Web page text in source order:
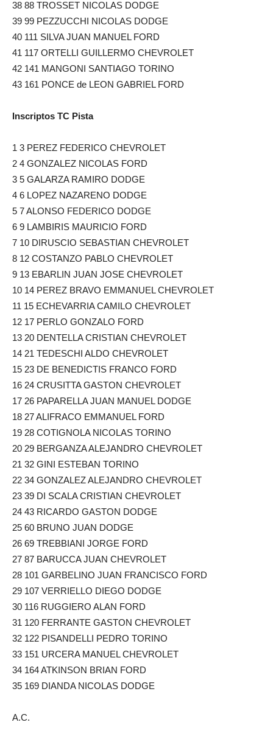
38 88 TROSSET NICOLAS DODGE
39 99 PEZZUCCHI NICOLAS DODGE
40 111 SILVA JUAN MANUEL FORD
41 117 ORTELLI GUILLERMO CHEVROLET
42 141 MANGONI SANTIAGO TORINO
43 161 PONCE de LEON GABRIEL FORD
Inscriptos TC Pista
1 3 PEREZ FEDERICO CHEVROLET
2 4 GONZALEZ NICOLAS FORD
3 5 GALARZA RAMIRO DODGE
4 6 LOPEZ NAZARENO DODGE
5 7 ALONSO FEDERICO DODGE
6 9 LAMBIRIS MAURICIO FORD
7 10 DIRUSCIO SEBASTIAN CHEVROLET
8 12 COSTANZO PABLO CHEVROLET
9 13 EBARLIN JUAN JOSE CHEVROLET
10 14 PEREZ BRAVO EMMANUEL CHEVROLET
11 15 ECHEVARRIA CAMILO CHEVROLET
12 17 PERLO GONZALO FORD
13 20 DENTELLA CRISTIAN CHEVROLET
14 21 TEDESCHI ALDO CHEVROLET
15 23 DE BENEDICTIS FRANCO FORD
16 24 CRUSITTA GASTON CHEVROLET
17 26 PAPARELLA JUAN MANUEL DODGE
18 27 ALIFRACO EMMANUEL FORD
19 28 COTIGNOLA NICOLAS TORINO
20 29 BERGANZA ALEJANDRO CHEVROLET
21 32 GINI ESTEBAN TORINO
22 34 GONZALEZ ALEJANDRO CHEVROLET
23 39 DI SCALA CRISTIAN CHEVROLET
24 43 RICARDO GASTON DODGE
25 60 BRUNO JUAN DODGE
26 69 TREBBIANI JORGE FORD
27 87 BARUCCA JUAN CHEVROLET
28 101 GARBELINO JUAN FRANCISCO FORD
29 107 VERRIELLO DIEGO DODGE
30 116 RUGGIERO ALAN FORD
31 120 FERRANTE GASTON CHEVROLET
32 122 PISANDELLI PEDRO TORINO
33 151 URCERA MANUEL CHEVROLET
34 164 ATKINSON BRIAN FORD
35 169 DIANDA NICOLAS DODGE
A.C.